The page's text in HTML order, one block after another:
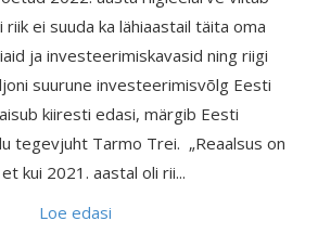
ei suuda ka lähiaastail täita oma
ja investeerimiskavasid ning riigi
suurune investeerimisvõlg Eesti
kiiresti edasi, märgib Eesti
tegevjuht Tarmo Trei. „Reaalsus on
kui 2021. aastal oli rii...
Loe edasi